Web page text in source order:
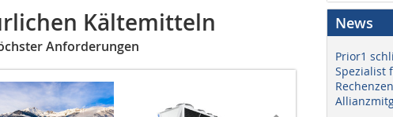
Kältemitteln
Anforderungen
News
Prior1
Spezialist